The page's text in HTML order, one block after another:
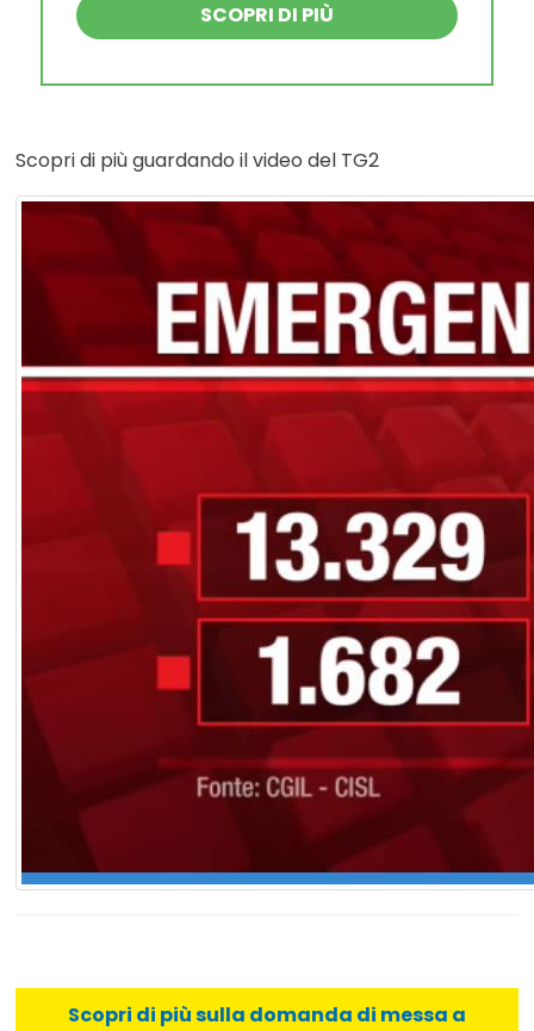
SCOPRI DI PIÙ
Scopri di più guardando il video del TG2
Scopri di più sulla domanda di messa a